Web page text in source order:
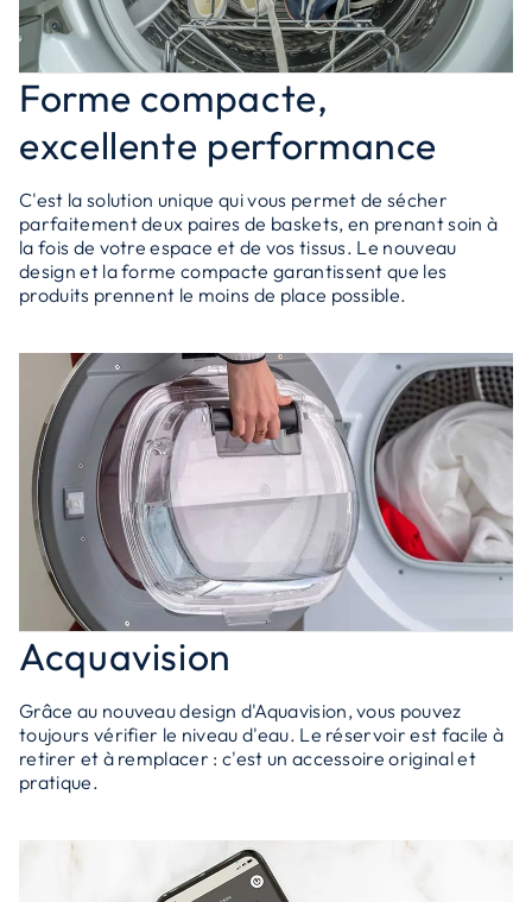
Forme compacte,
excellente performance
C'est la solution unique qui vous permet de sécher
parfaitement deux paires de baskets, en prenant soin à
la fois de votre espace et de vos tissus. Le nouveau
design et la forme compacte garantissent que les
produits prennent le moins de place possible.
Acquavision
Grâce au nouveau design d'Aquavision, vous pouvez
toujours vérifier le niveau d'eau. Le réservoir est facile à
retirer et à remplacer : c'est un accessoire original et
pratique.